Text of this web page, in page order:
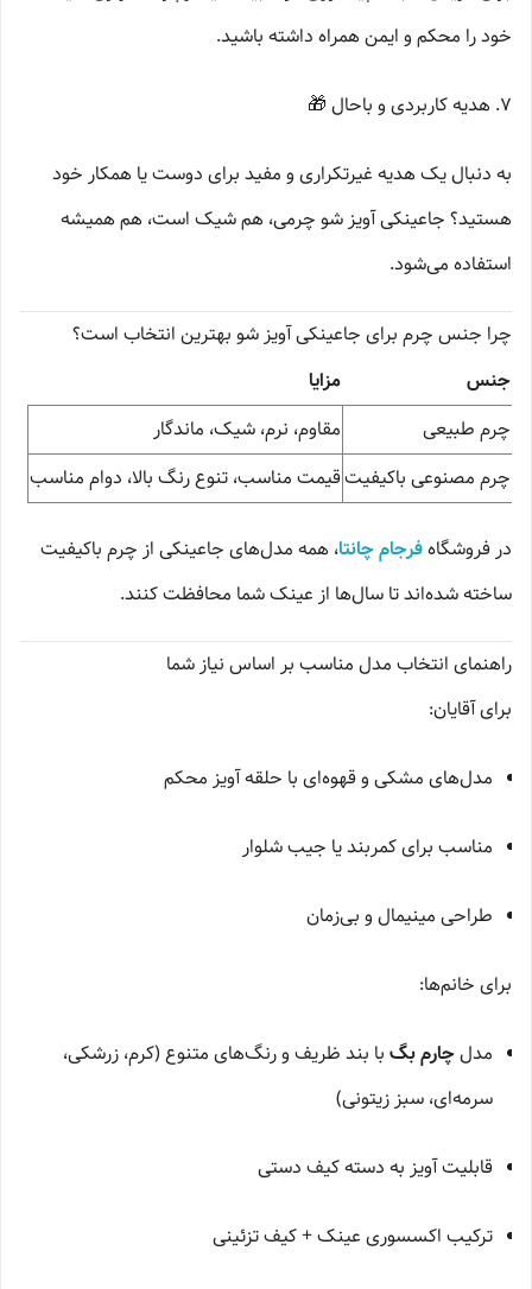
خود را محکم و ایمن همراه داشته باشید.
۷. هدیه کاربردی و باحال 🎁
به دنبال یک هدیه غیرتکراری و مفید برای دوست یا همکار خود
هستید؟ جاعینکی آویز شو چرمی، هم شیک است، هم همیشه
استفاده می‌شود.
چرا جنس چرم برای جاعینکی آویز شو بهترین انتخاب است؟
جنس
مزایا
چرم طبیعی
مقاوم، نرم، شیک، ماندگار
چرم مصنوعی باکیفیتقیمت مناسب، تنوع رنگ بالا، دوام مناسب
در فروشگاهفرجام چانتا، همه مدل‌های جاعینکی از چرم باکیفیت
ساخته شده‌اند تا سال‌ها از عینک شما محافظت کنند.
راهنمای انتخاب مدل مناسب بر اساس نیاز شما
برای آقایان:
مدل‌های مشکی و قهوه‌ای با حلقه آویز محکم
مناسب برای کمربند یا جیب شلوار
طراحی مینیمال و بی‌زمان
برای خانم‌ها:
مدلچارم بگ با بند ظریف و رنگ‌های متنوع (کرم، زرشکی،
سرمه‌ای، سبز زیتونی)
قابلیت آویز به دسته کیف دستی
ترکیب اکسسوری عینک + کیف تزئینی